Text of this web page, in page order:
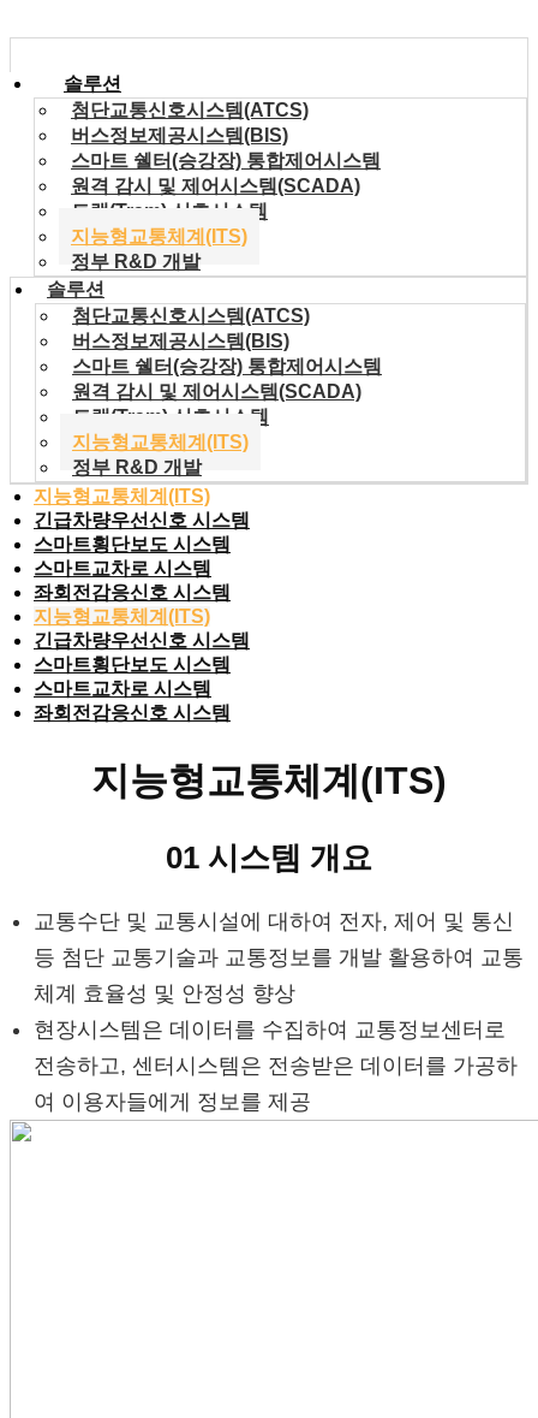
솔루션
첨단교통신호시스템(ATCS)
버스정보제공시스템(BIS)
스마트 쉘터(승강장) 통합제어시스템
원격 감시 및 제어시스템(SCADA)
트램(Tram) 신호시스템
지능형교통체계(ITS)
정부 R&D 개발
솔루션
첨단교통신호시스템(ATCS)
버스정보제공시스템(BIS)
스마트 쉘터(승강장) 통합제어시스템
원격 감시 및 제어시스템(SCADA)
트램(Tram) 신호시스템
지능형교통체계(ITS)
정부 R&D 개발
지능형교통체계(ITS)
긴급차량우선신호 시스템
스마트횡단보도 시스템
스마트교차로 시스템
좌회전감응신호 시스템
지능형교통체계(ITS)
긴급차량우선신호 시스템
스마트횡단보도 시스템
스마트교차로 시스템
좌회전감응신호 시스템
지능형교통체계(ITS)
01 시스템 개요
교통수단 및 교통시설에 대하여 전자, 제어 및 통신
등 첨단 교통기술과 교통정보를 개발 활용하여 교통
체계 효율성 및 안정성 향상
현장시스템은 데이터를 수집하여 교통정보센터로
전송하고, 센터시스템은 전송받은 데이터를 가공하
여 이용자들에게 정보를 제공